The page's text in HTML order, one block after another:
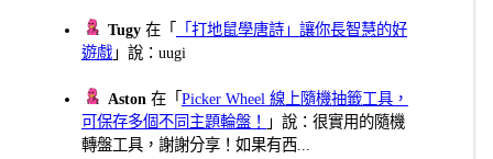
Tugy 在「
「打地鼠學唐詩」讓你長智慧的好
遊戲 」說：uugi
Aston 在「Picker Wheel 線上隨機抽籤工具，
可保存多個不同主題輪盤！
」說：很實用的隨機
轉盤工具，謝謝分享！如果有西...